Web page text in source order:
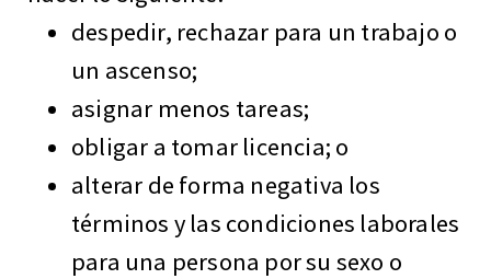
despedir, rechazar para un trabajo o
un ascenso;
asignar menos tareas;
obligar a tomar licencia; o
alterar de forma negativa los
términos y las condiciones laborales
para una persona por su sexo o